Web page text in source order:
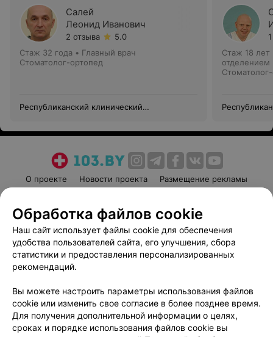
Салей
Леонид Иванович
2 отзыва
5.0
Стаж 32 года • Главный врач
Стоматолог-ортопед
Республиканский клинический
Стаж 18 лет
отделением
О проекте Новости проекта
Размещение рекламы
Пользовательское соглашение
Способы оплаты
Вакансии
Партнеры
Написать руководителю 103.by
Обработка персональных данных
Обработка файлов cookie
Наш сайт использует файлы cookie для обеспечения
удобства пользователей сайта, его улучшения, сбора
статистики и предоставления персонализированных
рекомендаций.
Вы можете настроить параметры использования файлов
cookie или изменить свое согласие в более позднее время.
Для получения дополнительной информации о целях,
сроках и порядке использования файлов cookie вы